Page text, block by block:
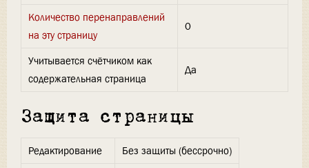
Количество перенаправлений
на эту страницу
0
Учитывается счётчиком как
содержательная страница
Да
Защита страницы
Редактирование
Без защиты (бессрочно)